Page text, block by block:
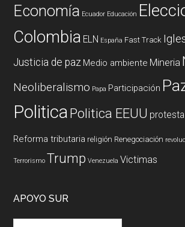
Economía Ecuador Educación
Colombia ELN España Fast Track
Justicia de paz Medio ambiente Mineria
Neoliberalismo Papa Participación
PoliticaPolitica EEUU
Reforma tributaria religión Renegociación
Terrorismo Trump Venezuela Victimas
APOYO SUR